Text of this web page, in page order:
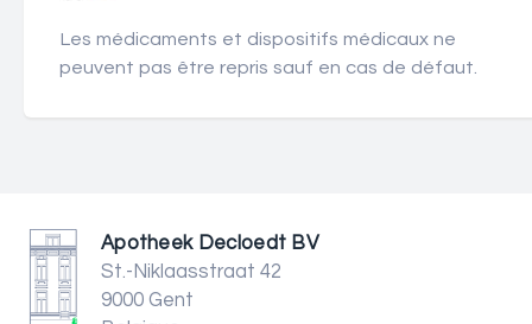
Les médicaments et dispositifs médicaux ne
peuvent pas être repris sauf en cas de défaut.
Apotheek Decloedt BV
St.-Niklaasstraat 42
9000 Gent